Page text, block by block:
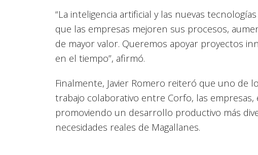
“La inteligencia artificial y las nuevas
que las empresas mejoren sus procesos,
de mayor valor. Queremos apoyar proyectos
en el tiempo”, afirmó.
Finalmente, Javier Romero reiteró que uno de
trabajo colaborativo entre Corfo, las
promoviendo un desarrollo productivo más
necesidades reales de Magallanes.